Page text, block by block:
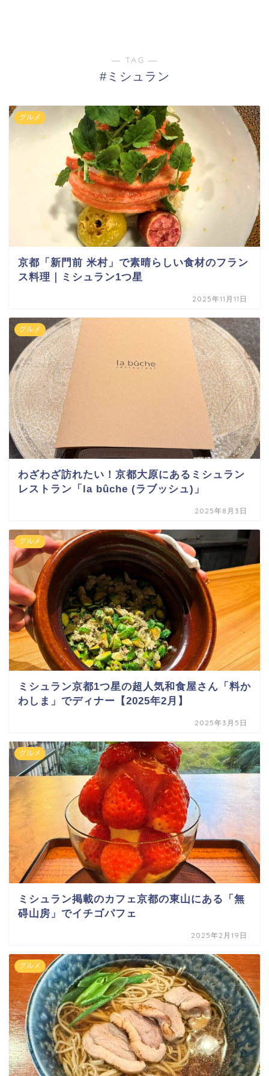
― TAG ―
#ミシュラン
グルメ
京都「新門前 米村」で素晴らしい食材のフラン
ス料理｜ミシュラン1つ星
2025年11月11日
グルメ
わざわざ訪れたい！京都大原にあるミシュラン
レストラン「la bûche (ラブッシュ)」
2025年8月3日
グルメ
ミシュラン京都1つ星の超人気和食屋さん「料か
わしま」でディナー【2025年2月】
2025年3月5日
グルメ
ミシュラン掲載のカフェ京都の東山にある「無
碍山房」でイチゴパフェ
2025年2月19日
グルメ